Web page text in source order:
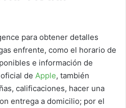
para obtener detalles
enfrente, como el horario de
e información de
de Apple, también
calificaciones, hacer una
entrega a domicilio; por el